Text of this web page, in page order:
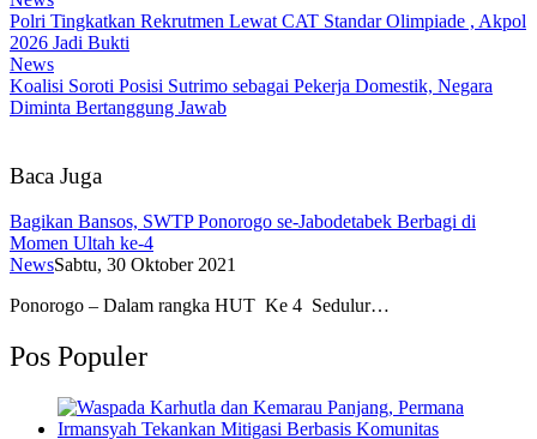
Polri Tingkatkan Rekrutmen Lewat CAT Standar Olimpiade , Akpol
2026 Jadi Bukti
News
Koalisi Soroti Posisi Sutrimo sebagai Pekerja Domestik, Negara
Diminta Bertanggung Jawab
Baca Juga
Bagikan Bansos, SWTP Ponorogo se-Jabodetabek Berbagi di
Momen Ultah ke-4
NewsSabtu, 30 Oktober 2021
Ponorogo – Dalam rangka HUT Ke 4 Sedulur…
Pos Populer